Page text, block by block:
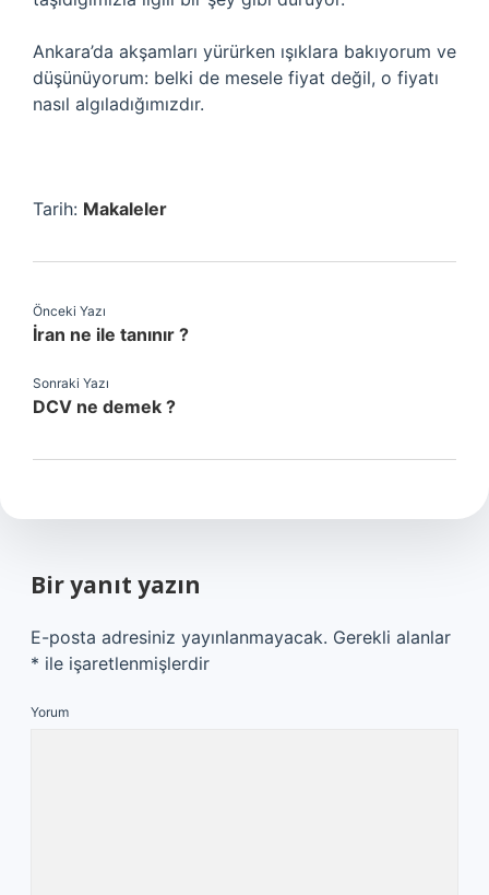
Ankara’da akşamları yürürken ışıklara bakıyorum ve
düşünüyorum: belki de mesele fiyat değil, o fiyatı
nasıl algıladığımızdır.
Tarih: Makaleler
Önceki Yazı
İran ne ile tanınır ?
Sonraki Yazı
DCV ne demek ?
Bir yanıt yazın
E-posta adresiniz yayınlanmayacak. Gerekli alanlar
* ile işaretlenmişlerdir
Yorum